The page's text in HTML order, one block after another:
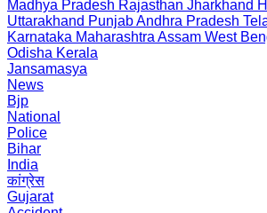
Madhya Pradesh Rajasthan Jharkhand
Uttarakhand PunjabAndhra Pradesh
Karnataka Maharashtra Assam West
Odisha Kerala
Jansamasya
News
Bjp
National
Police
Bihar
India
कांग्रेस
Gujarat